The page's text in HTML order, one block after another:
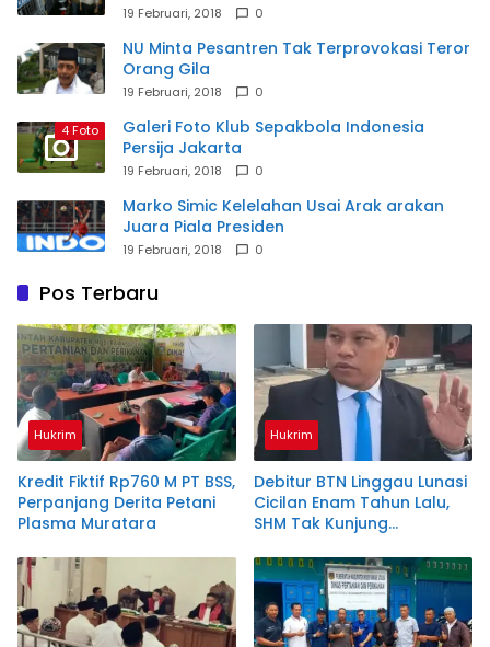
19 Februari, 2018 0
NU Minta Pesantren Tak Terprovokasi Teror
Orang Gila
19 Februari, 2018 0
4 Foto
Galeri Foto Klub Sepakbola Indonesia
Persija Jakarta
19 Februari, 2018 0
Marko Simic Kelelahan Usai Arak arakan
Juara Piala Presiden
19 Februari, 2018 0
Pos Terbaru
Hukrim
Kredit Fiktif Rp760 M PT BSS,
Perpanjang Derita Petani
Plasma Muratara
Hukrim
Debitur BTN Linggau Lunasi
Cicilan Enam Tahun Lalu,
SHM Tak Kunjung